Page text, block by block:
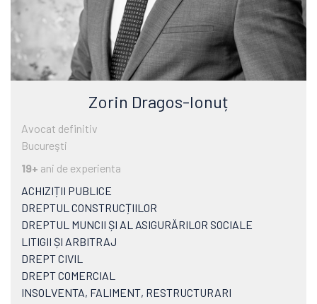
Zorin Dragos-Ionuț
Avocat definitiv
Bucureşti
19+ ani de experienta
ACHIZIȚII PUBLICE
DREPTUL CONSTRUCȚIILOR
DREPTUL MUNCII ȘI AL ASIGURĂRILOR SOCIALE
LITIGII ȘI ARBITRAJ
DREPT CIVIL
DREPT COMERCIAL
INSOLVENTA, FALIMENT, RESTRUCTURARI